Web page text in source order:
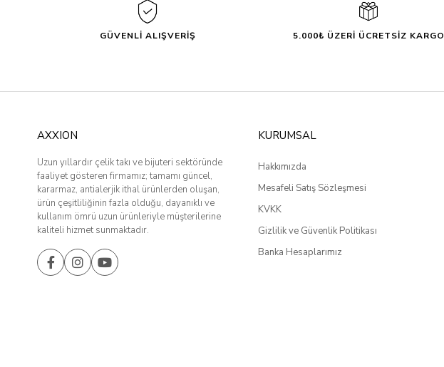
GÜVENLİ ALIŞVERİŞ 5.000₺ ÜZERİ ÜCRETSİZ KARGO
AXXION
Uzun yıllardır çelik takı ve bijuteri sektöründe
faaliyet gösteren firmamız; tamamı güncel,
kararmaz, antialerjik ithal ürünlerden oluşan,
ürün çeşitliliğinin fazla olduğu, dayanıklı ve
kullanım ömrü uzun ürünleriyle müşterilerine
kaliteli hizmet sunmaktadır.
KURUMSAL
Hakkımızda
Mesafeli Satış Sözleşmesi
KVKK
Gizlilik ve Güvenlik Politikası
Banka Hesaplarımız